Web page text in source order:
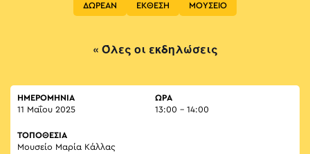
ΔΩΡΕΑΝ ΕΚΘΕΣΗ ΜΟΥΣΕΙΟ
« Όλες οι εκδηλώσεις
ΗΜΕΡΟΜΗΝΙΑ
11 Μαΐου 2025
ΏΡΑ
13:00 - 14:00
ΤΟΠΟΘΕΣΙΑ
Μουσείο Μαρία Κάλλας